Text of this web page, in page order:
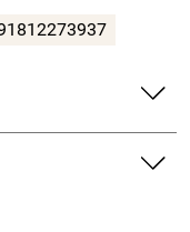
raus,
!!!